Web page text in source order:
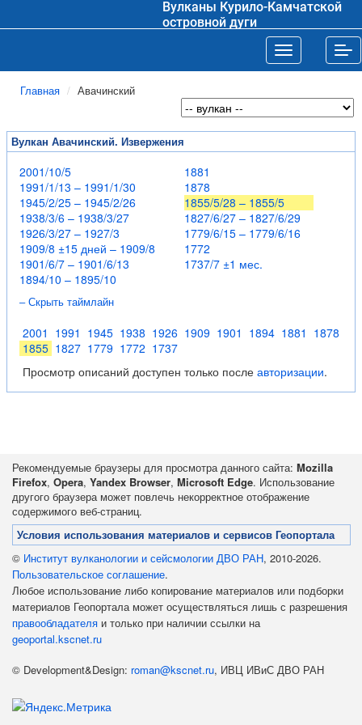
Вулканы Курило-Камчатской
островной дуги
Toggle
Главная Авачинский
Вулкан Авачинский. Извержения
2001/10/5
1991/1/13 – 1991/1/30
1945/2/25 – 1945/2/26
1938/3/6 – 1938/3/27
1926/3/27 – 1927/3
1909/8 ±15 дней – 1909/8
1901/6/7 – 1901/6/13
1894/10 – 1895/10
1881
1878
1855/5/28 – 1855/5
1827/6/27 – 1827/6/29
1779/6/15 – 1779/6/16
1772
1737/7 ±1 мес.
– Скрыть таймлайн
2001 1991 1945 1938 1926 1909 1901 1894 1881 1878
1855 1827 1779 1772 1737
Просмотр описаний доступен только после авторизации.
Рекомендуемые браузеры для просмотра данного сайта: Mozilla
Firefox, Opera, Yandex Browser, Microsoft Edge. Использование
другого браузера может повлечь некорректное отображение
содержимого веб-страниц.
Условия использования материалов и сервисов Геопортала
© Институт вулканологии и сейсмологии ДВО РАН, 2010-2026.
Пользовательское соглашение.
Любое использование либо копирование материалов или подборки
материалов Геопортала может осуществляться лишь с разрешения
правообладателя и только при наличии ссылки на
geoportal.kscnet.ru
© Development&Design: roman@kscnet.ru, ИВЦ ИВиС ДВО РАН